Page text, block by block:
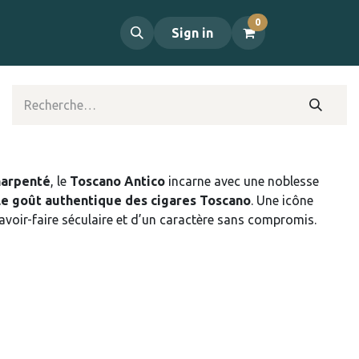
Sign in
0
, le Toscano Antico incarne avec une noblesse
goût authentique des cigares Toscano. Une icône
faire séculaire et d’un caractère sans compromis.